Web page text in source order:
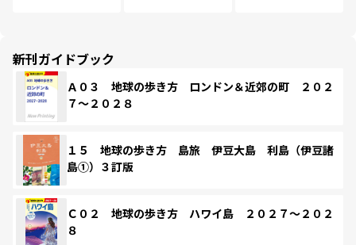
新刊ガイドブック
Ａ０３ 地球の歩き方 ロンドン＆近郊の町 ２０２
７～２０２８
１５ 地球の歩き方 島旅 伊豆大島 利島（伊豆諸
島①）３訂版
Ｃ０２ 地球の歩き方 ハワイ島 ２０２７～２０２
８